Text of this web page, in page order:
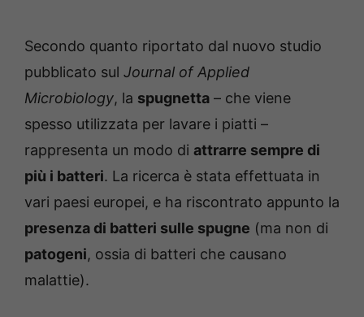
Secondo quanto riportato dal nuovo studio
pubblicato sul Journal of Applied
Microbiology, la spugnetta – che viene
spesso utilizzata per lavare i piatti –
rappresenta un modo di attrarre sempre di
più i batteri. La ricerca è stata effettuata in
vari paesi europei, e ha riscontrato appunto la
presenza di batteri sulle spugne (ma non di
patogeni, ossia di batteri che causano
malattie).